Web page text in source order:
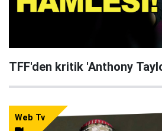
TFF'den kritik 'Anthony
Web Tv